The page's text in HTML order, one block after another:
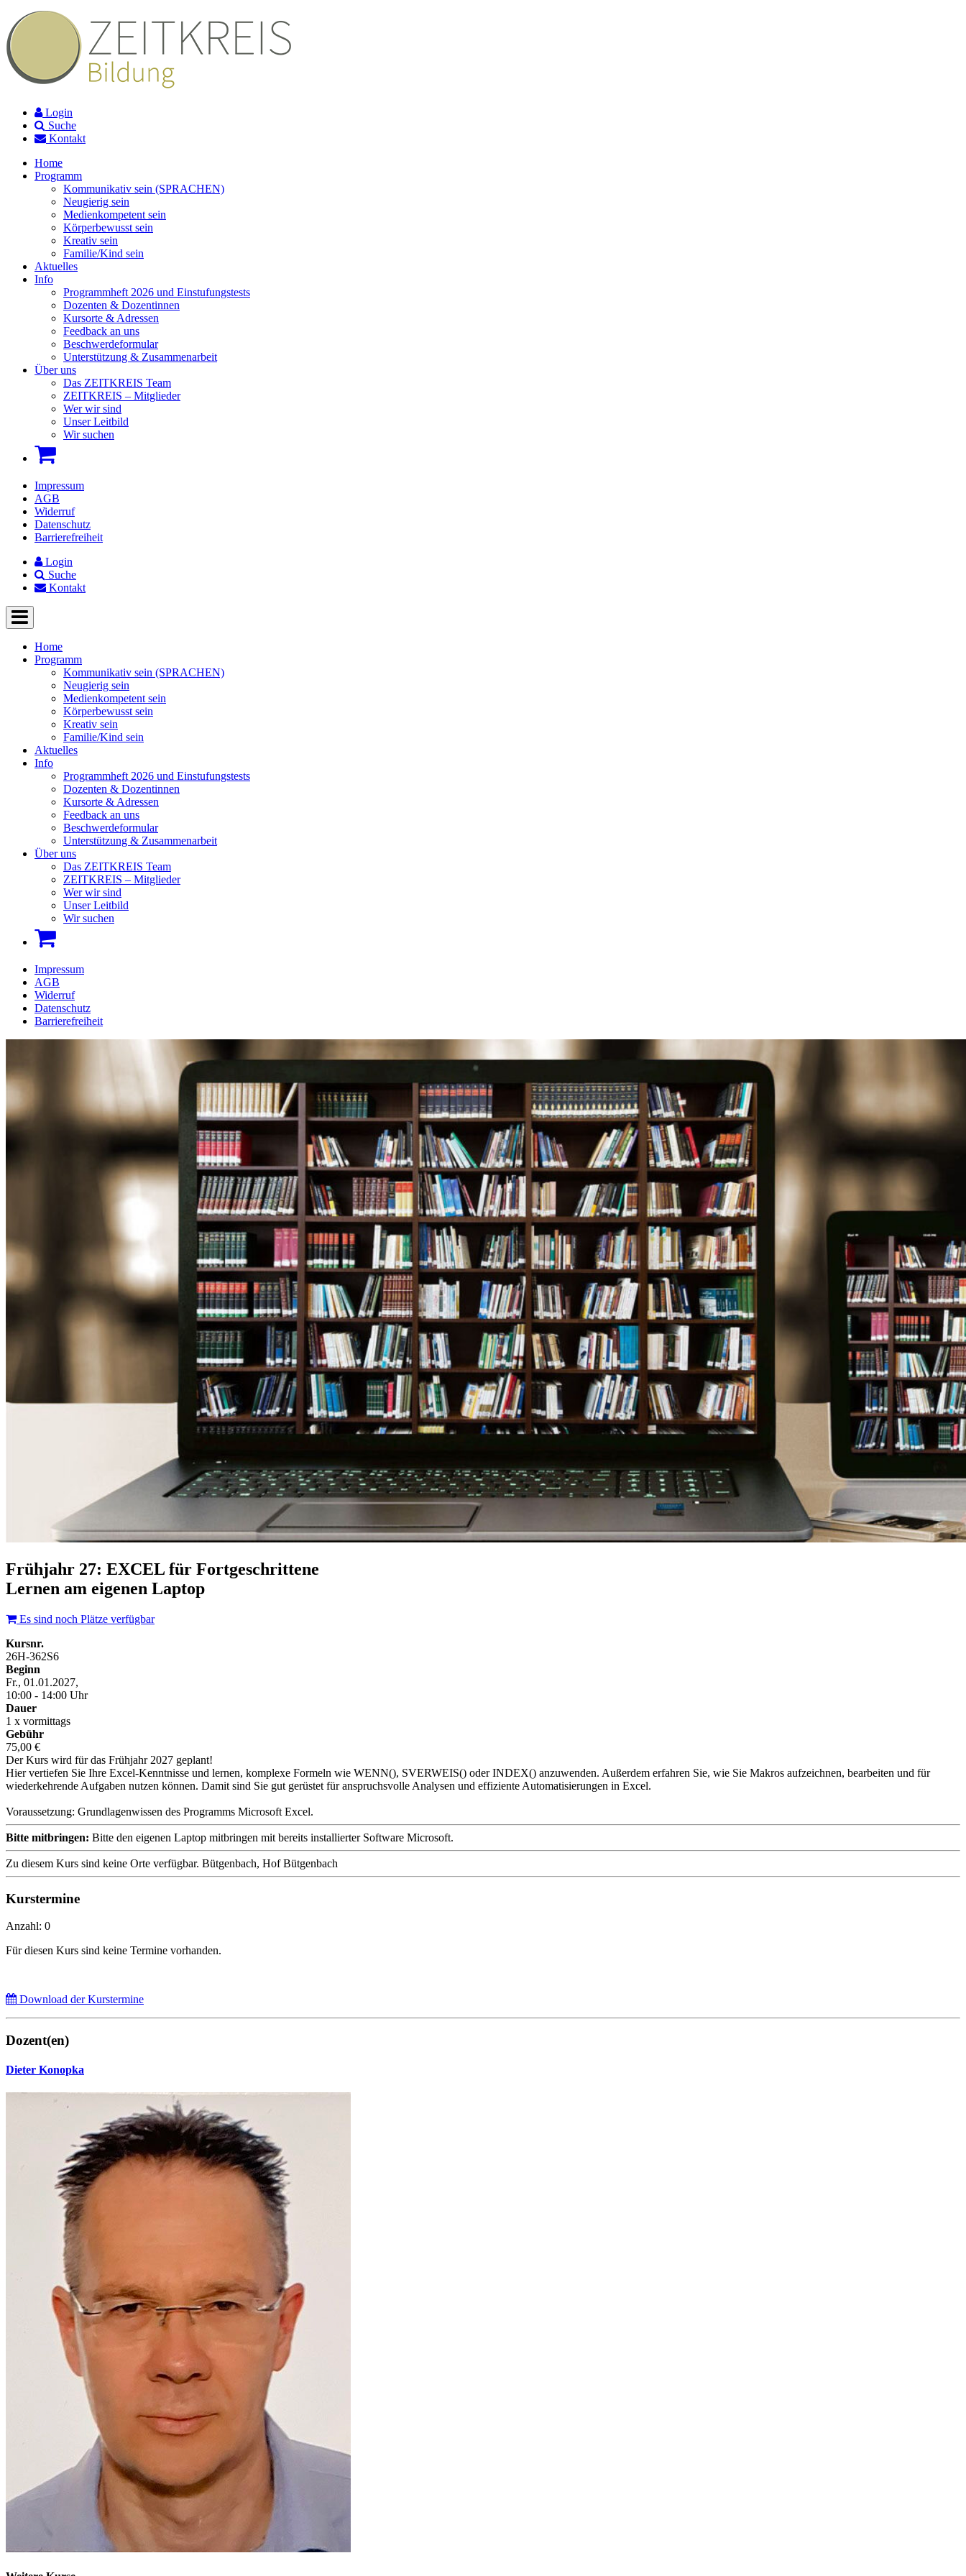
Login
Suche
Kontakt
Home
Programm
Kommunikativ sein (SPRACHEN)
Neugierig sein
Medienkompetent sein
Körperbewusst sein
Kreativ sein
Familie/Kind sein
Aktuelles
Info
Programmheft 2026 und Einstufungstests
Dozenten & Dozentinnen
Kursorte & Adressen
Feedback an uns
Beschwerdeformular
Unterstützung & Zusammenarbeit
Über uns
Das ZEITKREIS Team
ZEITKREIS – Mitglieder
Wer wir sind
Unser Leitbild
Wir suchen
Impressum
AGB
Widerruf
Datenschutz
Barrierefreiheit
Login
Suche
Kontakt
Home
Programm
Kommunikativ sein (SPRACHEN)
Neugierig sein
Medienkompetent sein
Körperbewusst sein
Kreativ sein
Familie/Kind sein
Aktuelles
Info
Programmheft 2026 und Einstufungstests
Dozenten & Dozentinnen
Kursorte & Adressen
Feedback an uns
Beschwerdeformular
Unterstützung & Zusammenarbeit
Über uns
Das ZEITKREIS Team
ZEITKREIS – Mitglieder
Wer wir sind
Unser Leitbild
Wir suchen
Impressum
AGB
Widerruf
Datenschutz
Barrierefreiheit
Frühjahr 27: EXCEL für Fortgeschrittene
Lernen am eigenen Laptop
Es sind noch Plätze verfügbar
Kursnr.
26H-362S6
Beginn
Fr., 01.01.2027,
10:00 - 14:00 Uhr
Dauer
1 x vormittags
Gebühr
75,00 €
Der Kurs wird für das Frühjahr 2027 geplant!
Hier vertiefen Sie Ihre Excel-Kenntnisse und lernen, komplexe Formeln wie WENN(), SVERWEIS() oder INDEX() anzuwenden. Außerdem erfahren Sie, wie Sie Makros aufzeichnen, bearbeiten und für
wiederkehrende Aufgaben nutzen können. Damit sind Sie gut gerüstet für anspruchsvolle Analysen und effiziente Automatisierungen in Excel.
Voraussetzung: Grundlagenwissen des Programms Microsoft Excel.
Bitte mitbringen: Bitte den eigenen Laptop mitbringen mit bereits installierter Software Microsoft.
Zu diesem Kurs sind keine Orte verfügbar. Bütgenbach, Hof Bütgenbach
Kurstermine
Anzahl: 0
Für diesen Kurs sind keine Termine vorhanden.
Download der Kurstermine
Dozent(en)
Dieter Konopka